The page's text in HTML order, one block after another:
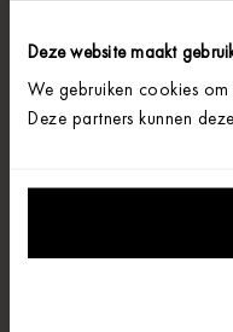
Deze website maakt
We gebruiken cookies
Deze partners kunnen